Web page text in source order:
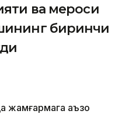
ва мероси
биринчи
жамғармага аъзо